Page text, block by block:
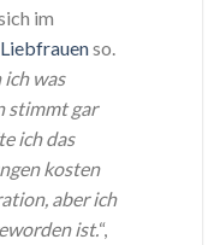
im
Liebfrauenso.
was
stimmt gar
ich das
kosten
aber ich
ist.“,